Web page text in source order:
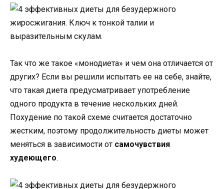
Так что же такое «монодиета» и чем она отличается от
других? Если вы решили испытать ее на себе, знайте,
что такая диета предусматривает употребление
одного продукта в течение нескольких дней.
Похудение по такой схеме считается достаточно
жестким, поэтому продолжительность диеты может
меняться в зависимости от самочувствия
худеющего.